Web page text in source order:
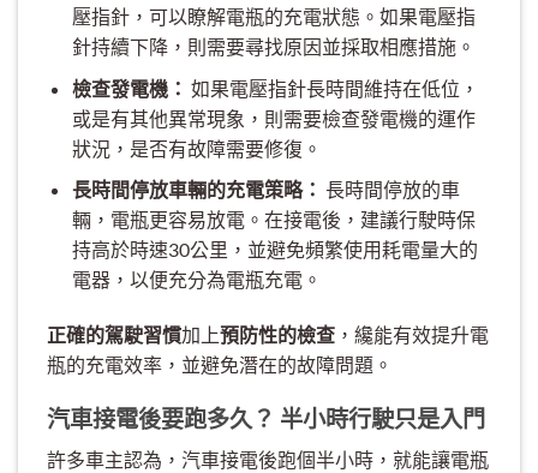
壓指針，可以瞭解電瓶的充電狀態。如果電壓指
針持續下降，則需要尋找原因並採取相應措施。
檢查發電機： 如果電壓指針長時間維持在低位，
或是有其他異常現象，則需要檢查發電機的運作
狀況，是否有故障需要修復。
長時間停放車輛的充電策略： 長時間停放的車
輛，電瓶更容易放電。在接電後，建議行駛時保
持高於時速30公里，並避免頻繁使用耗電量大的
電器，以便充分為電瓶充電。
正確的駕駛習慣加上預防性的檢查 ，纔能有效提升電
瓶的充電效率，並避免潛在的故障問題。
汽車接電後要跑多久？ 半小時行駛只是入門
許多車主認為，汽車接電後跑個半小時，就能讓電瓶